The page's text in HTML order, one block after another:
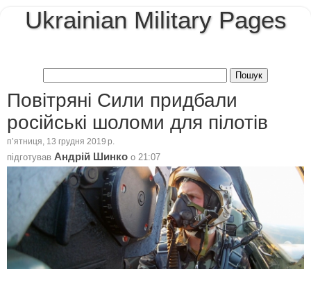
Ukrainian Military Pages
Повітряні Сили придбали
російські шоломи для пілотів
пʼятниця, 13 грудня 2019 р.
підготував Андрій Шинко о 21:07